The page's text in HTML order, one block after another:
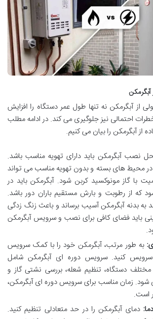
آبگرمکن
از آبگرمکن نه تنها طول عمر دستگاه را افزایش
احتمالی نیز جلوگیری می ‌کند. در ادامه مطلب
نصب آبگرمکن باید دارای تهویه مناسب باشد.
محیط ‌های بسته و بدون تهویه مناسب می‌ تواند
با گاز مونوکسید کربن شود. آبگرمکن باید در
که از رطوبت و بارش مستقیم باران دور باشد.
به بدنه آبگرمکن آسیب برساند و باعث زنگ زدگی
باید فضای کافی برای نصب و سرویس آبگرمکن
: به طور مرتب، آبگرمکن خود را با کمک سرویس
کنید. سرویس دوره‌ ای آبگرمکن شامل
دستگاه، تنظیم شعله، بررسی نشتی گاز و
زمان مناسب برای سرویس دوره ‌ای آبگرمکن،
: دمای آبگرمکن را در حد متعادلی تنظیم کنید.